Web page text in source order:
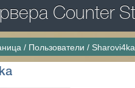
Counter
/ Пользователи / Sharovi4ka